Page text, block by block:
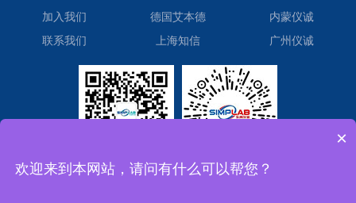
加入我们
联系我们
德国艾本德
上海知信
内蒙仪诚
广州仪诚
微信订阅号 微信小程序
×
欢迎来到本网站，请问有什么可以帮您？